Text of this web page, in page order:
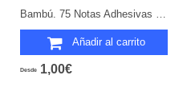
Añadir al carrito
Desde 1,00€